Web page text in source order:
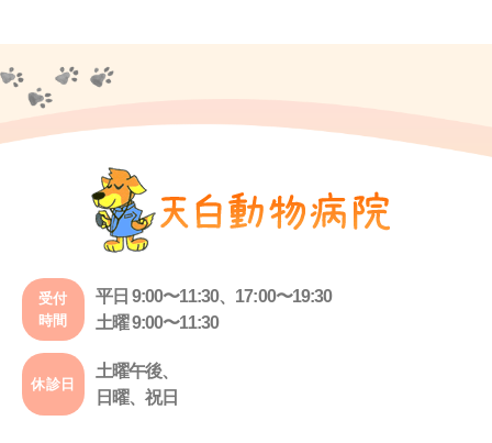
受付
時間
平日 9:00〜11:30、17:00〜19:30
土曜 9:00〜11:30
休診日
土曜午後、
日曜、祝日